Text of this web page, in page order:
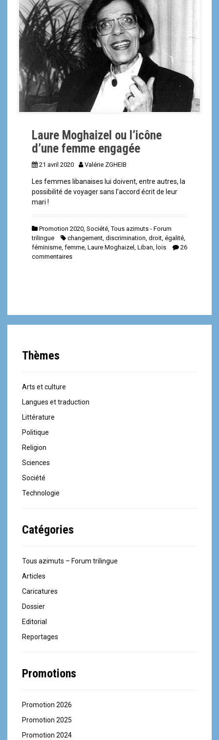
Laure Moghaizel ou l’icône
d’une femme engagée
21 avril 2020 Valérie ZGHEIB
Les femmes libanaises lui doivent, entre autres, la
possibilité de voyager sans l’accord écrit de leur
mari !
Promotion 2020, Société,Tous azimuts - Forum
trilingue
changement, discrimination, droit, égalité,
féminisme, femme, Laure Moghaizel , Liban, lois
26
commentaires
Thèmes
Arts et culture
Langues et traduction
Littérature
Politique
Religion
Sciences
Société
Technologie
Catégories
Tous azimuts – Forum trilingue
Articles
Caricatures
Dossier
Editorial
Reportages
Promotions
Promotion 2026
Promotion 2025
Promotion 2024